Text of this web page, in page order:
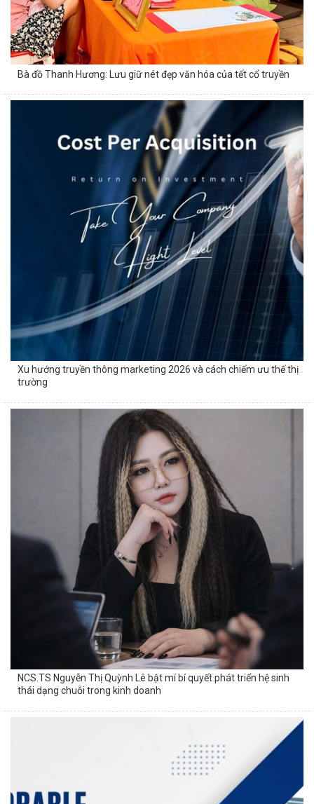
Bà đồ Thanh Hương: Lưu giữ nét đẹp văn hóa của tết cổ truyền
Xu hướng truyền thông marketing 2026 và cách chiếm ưu thế thị
trường
NCS.TS Nguyễn Thị Quỳnh Lê bật mí bí quyết phát triển hệ sinh
thái dạng chuỗi trong kinh doanh